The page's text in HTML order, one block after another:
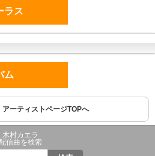
ラス
ム
アーティストページTOPへ
木村カエラ
配信曲を検索